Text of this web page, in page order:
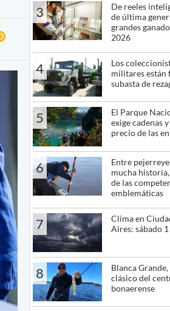
3
De reeles
de última
grandes
2026
4
Los
militares están
subasta de
5
El Parque
exige cadenas
precio de las
6
Entre
mucha
de las
emblemáticas
7
Clima en
Aires: sábado
8
Blanca
clásico del
bonaerense